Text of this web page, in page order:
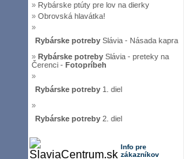
» Rybárske ptúty pre lov na dierky
» Obrovská hlavátka!
»
Rybárske potreby Slávia - Násada kapra
» Rybárske potreby Slávia - preteky na
Čerenci - Fotopríbeh
»
Rybárske potreby 1. diel
»
Rybárske potreby 2. diel
Info pre
zákazníkov